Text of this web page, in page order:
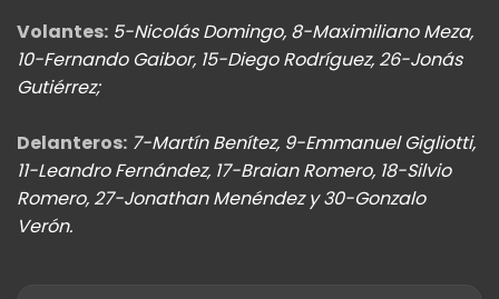
Volantes: 5-Nicolás Domingo, 8-Maximiliano Meza,
10-Fernando Gaibor, 15-Diego Rodríguez, 26-Jonás
Gutiérrez;
Delanteros: 7-Martín Benítez, 9-Emmanuel Gigliotti,
11-Leandro Fernández, 17-Braian Romero, 18-Silvio
Romero, 27-Jonathan Menéndez y 30-Gonzalo
Verón.